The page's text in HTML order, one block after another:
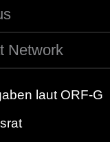
Network
laut ORF-G